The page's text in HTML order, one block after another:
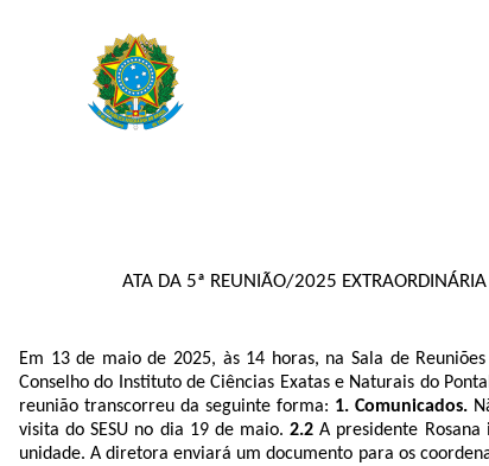
ATA DA 5ª REUNIÃO/2025 EXTRAORDINÁRIA
Em 13 de maio de 2025, às 14 horas, na Sala de
Conselho do Instituto de Ciências Exatas e Naturais do
reunião transcorreu da seguinte forma: 1. Comunicados.
visita do SESU no dia 19 de maio.2.2A presidente
unidade. A diretora enviará um documento para os